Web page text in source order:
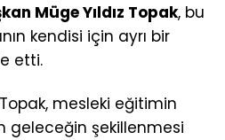
Müge Yıldız Topak, bu
kendisi için ayrı bir
etti.
mesleki eğitimin
geleceğin şekillenmesi